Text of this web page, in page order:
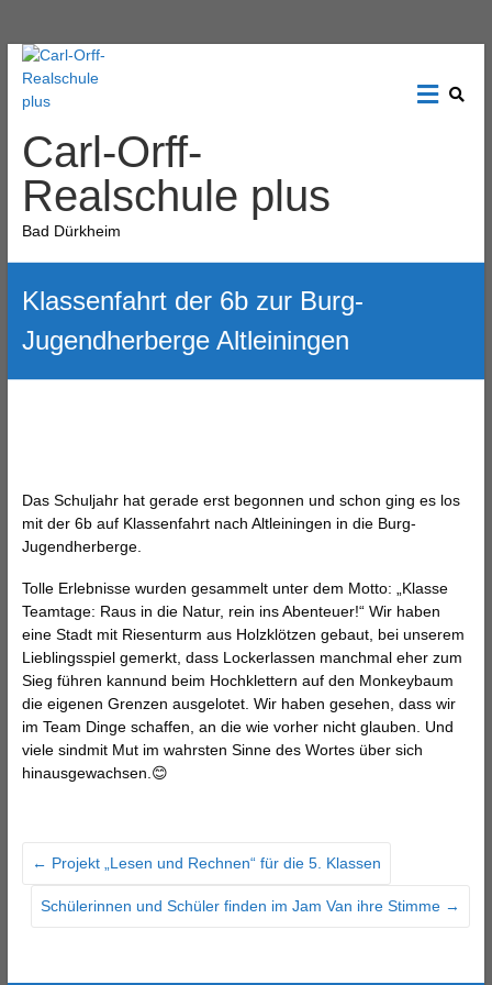
Carl-Orff-
Realschule plus
Bad Dürkheim
Klassenfahrt der 6b zur Burg-
Jugendherberge Altleiningen
Das Schuljahr hat gerade erst begonnen und schon ging es los
mit der 6b auf Klassenfahrt nach Altleiningen in die Burg-
Jugendherberge.
Tolle Erlebnisse wurden gesammelt unter dem Motto: „Klasse
Teamtage: Raus in die Natur, rein ins Abenteuer!“ Wir haben
eine Stadtmit Riesenturm aus Holzklötzen gebaut, bei unserem
Lieblingsspiel gemerkt, dass Lockerlassen manchmal eher zum
Sieg führen kannund beim Hochklettern auf den Monkeybaum
die eigenen Grenzen ausgelotet. Wir haben gesehen, dass wir
im Team Dinge schaffen, an die wie vorher nicht glauben . Und
viele sindmit Mut im wahrsten Sinne des Wortes über sich
hinausgewachsen 😊
← Projekt „Lesen und Rechnen“ für die 5. Klassen
Schülerinnen und Schüler finden im Jam Van ihre Stimme →